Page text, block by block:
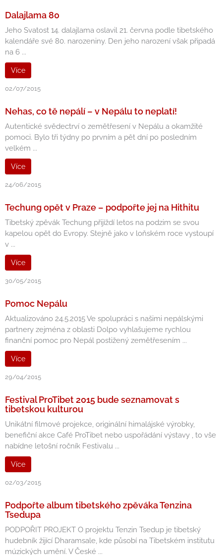
Dalajlama 80
Jeho Svatost 14. dalajlama oslavil 21. června podle tibetského
kalendáře své 80. narozeniny. Den jeho narození však připadá
na 6 ...
Více
02/07/2015
Nehas, co tě nepálí – v Nepálu to neplatí!
Autentické svědectrví o zemětřesení v Nepálu a okamžité
pomoci. Bylo tři týdny po prvním a pět dní po posledním
velkém ...
Více
24/06/2015
Techung opět v Praze – podpořte jej na Hithitu
Tibetský zpěvák Techung přijíždí letos na podzim se svou
kapelou opět do Evropy. Stejně jako v loňském roce vystoupí
v ...
Více
30/05/2015
Pomoc Nepálu
Aktualizováno 24.5.2015 Ve spolupráci s našimi nepálskými
partnery zejména z oblasti Dolpo vyhlašujeme rychlou
finanční pomoc pro Nepál postižený zemětřesením ...
Více
29/04/2015
Festival ProTibet 2015 bude seznamovat s
tibetskou kulturou
Unikátní filmové projekce, originální himalájské výrobky,
benefiční akce Café ProTibet nebo uspořádání výstavy , to vše
nabídne letošní ročník Festivalu ...
Více
02/03/2015
Podpořte album tibetského zpěváka Tenzina
Tsedupa
PODPOŘIT PROJEKT O projektu Tenzin Tsedup je tibetský
hudebník žijící Dharamsale, kde působí na Tibetském institutu
múzických umění. V České ...